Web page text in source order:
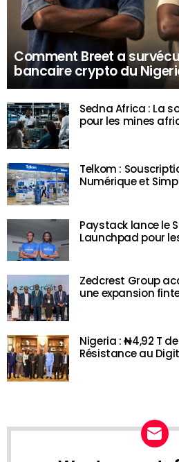
Comment Breet a
bancaire crypto du
Sedna Africa : La
pour les mines
Telkom :
Numérique et
Paystack lance le
Launchpad pour
Zedcrest Group
une expansion
Nigeria : ₦4,92 T
Résistance au